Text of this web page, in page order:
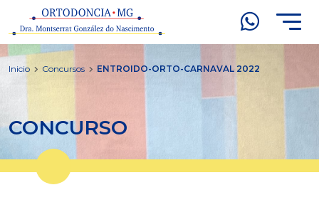
Inicio Concursos ENTROIDO-ORTO-CARNAVAL 2022
CONCURSO